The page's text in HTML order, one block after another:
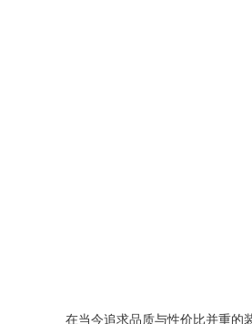
在当今追求品质与性价比并重的